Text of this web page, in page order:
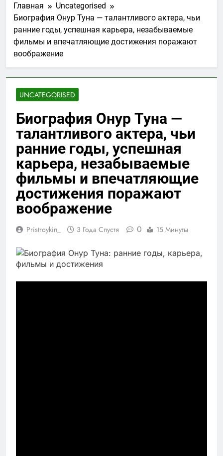
Главная
Uncategorised
Биография Онур Туна — талантливого актера, чьи
ранние годы, успешная карьера, незабываемые
фильмы и впечатляющие достижения поражают
воображение
UNCATEGORISED
Биография Онур Туна —
талантливого актера, чьи
ранние годы, успешная
карьера, незабываемые
фильмы и впечатляющие
достижения поражают
воображение
Pristroykin_ 3 Года Спустя 0 15 Минуты